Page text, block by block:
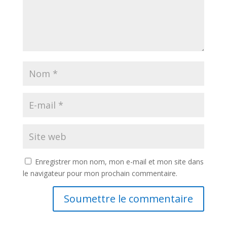
Enregistrer mon nom, mon e-mail et mon site dans
le navigateur pour mon prochain commentaire.
Soumettre le commentaire